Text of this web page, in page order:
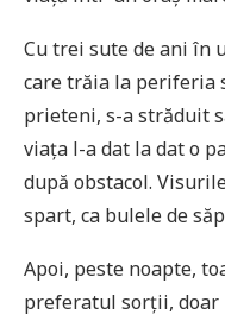
Cu trei sute de ani în
care trăia la periferia
prieteni, s-a străduit
viața l-a dat la dat o
după obstacol.
spart, ca bulele de
Apoi, peste noapte,
preferatul sorții,